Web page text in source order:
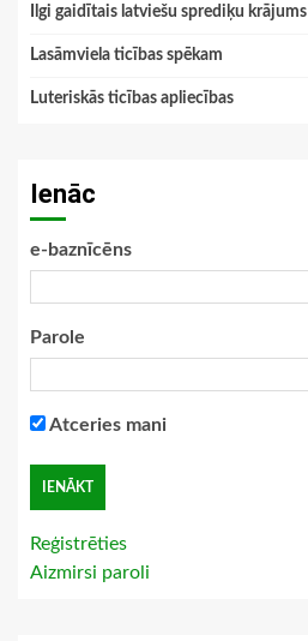
Ilgi gaidītais latviešu sprediķu krājums
Lasāmviela ticības spēkam
Luteriskās ticības apliecības
Ienāc
e-baznīcēns
Parole
Atceries mani
Reģistrēties
Aizmirsi paroli